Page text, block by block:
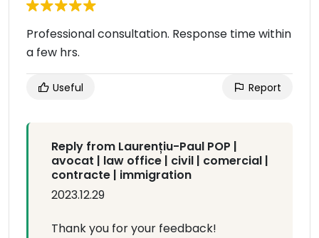
Professional consultation. Response time within
a few hrs.
Useful Report
Reply from Laurențiu-Paul POP |
avocat | law office | civil | comercial |
contracte | immigration
2023.12.29
Thank you for your feedback!